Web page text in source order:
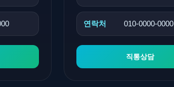
연락처 010-0000-0000
직통상담